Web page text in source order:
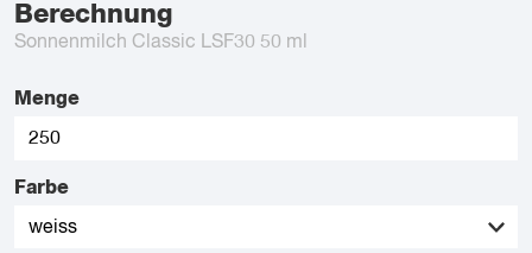
Berechnung
Sonnenmilch Classic LSF30 50 ml
Menge
Farbe